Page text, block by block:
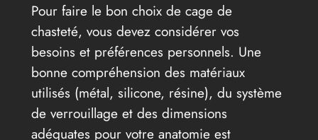
Pour faire le bon choix de cage de
chasteté, vous devez considérer vos
besoins et préférences personnels. Une
bonne compréhension des matériaux
utilisés (métal, silicone, résine), du système
de verrouillage et des dimensions
adéquates pour votre anatomie est